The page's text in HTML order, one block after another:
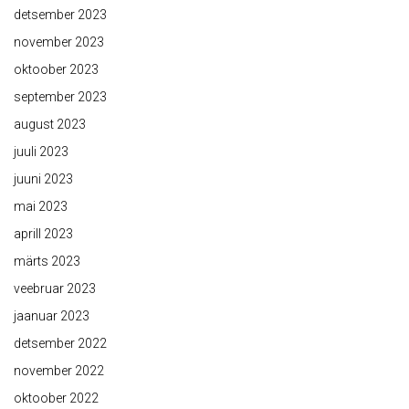
detsember 2023
november 2023
oktoober 2023
september 2023
august 2023
juuli 2023
juuni 2023
mai 2023
aprill 2023
märts 2023
veebruar 2023
jaanuar 2023
detsember 2022
november 2022
oktoober 2022